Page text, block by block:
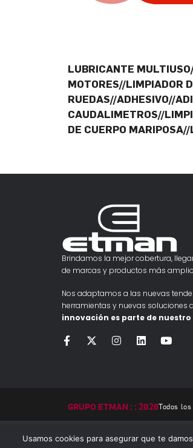
LUBRICANTE
MOTORES//LIMPIADOR
RUEDAS//ADHESIVO//
CAUDALIMETROS//
DE CUERPO
Brindamos la mejor cobertura,
de marcas y productos más
Nos adaptamos a las nuevas
herramientas y nuevas soluciones
innovación es parte de nuestro
GRUPO ETMAN : : 2026Todos
Usamos cookies para asegurar que te